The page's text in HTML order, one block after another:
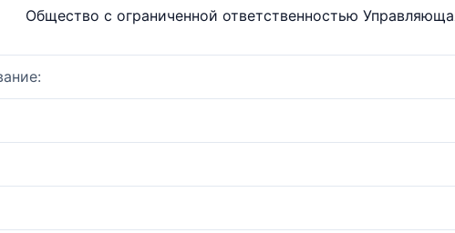
Общество с ограниченной ответственностью